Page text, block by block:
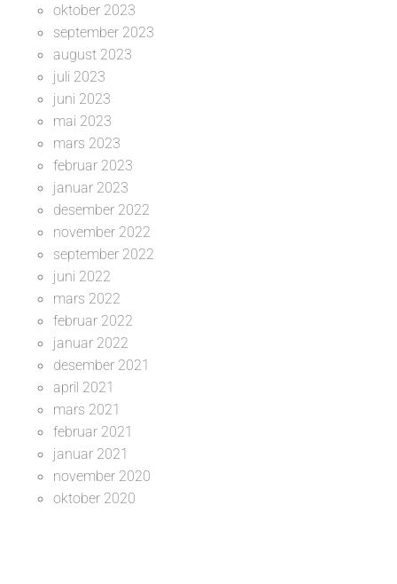
oktober 2023
september 2023
august 2023
juli 2023
juni 2023
mai 2023
mars 2023
februar 2023
januar 2023
desember 2022
november 2022
september 2022
juni 2022
mars 2022
februar 2022
januar 2022
desember 2021
april 2021
mars 2021
februar 2021
januar 2021
november 2020
oktober 2020